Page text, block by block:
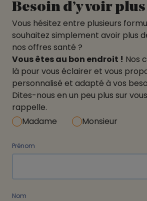
Besoin d’y voir
Vous hésitez entre plusieurs
souhaitez simplement avoir plus
nos offres santé ?
Vous êtes au bon endroit ! Nos
là pour vous éclairer et vous
personnalisé et adapté à vos
Dites-nous en un peu plus sur
rappelle.
Madame
Monsieur
Prénom
Nom